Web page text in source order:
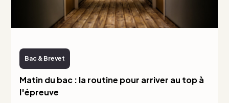
Bac & Brevet
Matin du bac : la routine pour arriver au top à
l'épreuve